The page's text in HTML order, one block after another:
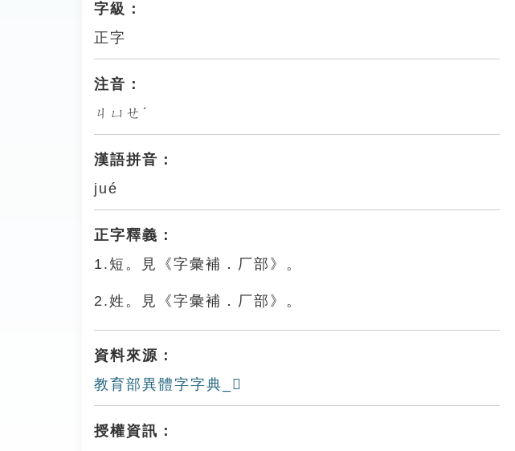
字級：
正字
注音：
ㄐㄩㄝˊ
漢語拼音：
jué
正字釋義：
1.短。見《字彙補．厂部》。
2.姓。見《字彙補．厂部》。
資料來源：
教育部異體字字典_𠪆
授權資訊：